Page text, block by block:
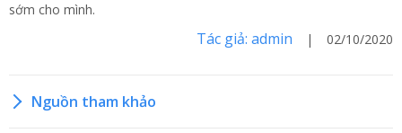
sớm cho mình.
Tác giả: admin | 02/10/2020
Nguồn tham khảo